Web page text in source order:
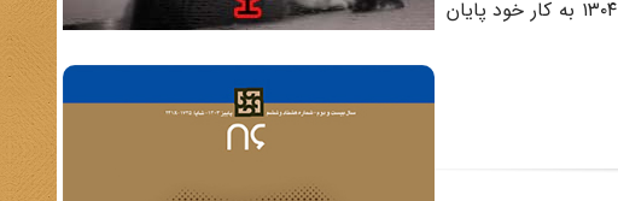
با تشکیل مجلس مؤسسان، سلطنت به رضاشاه سپرده شد. مجلس پنجم در ۲۲ بهمن ۱۳۰۲ بازگشایی شد و در ۲۲ بهمن ۱۳۰۴ به کار خود پایان